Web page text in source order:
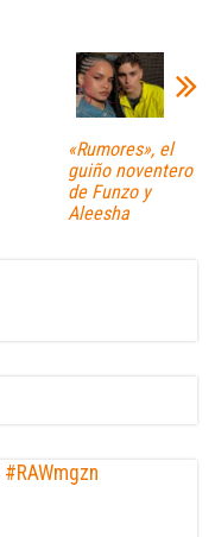
«Rumores», el
guiño noventero
de Funzo y
Aleesha
#RAWmgzn